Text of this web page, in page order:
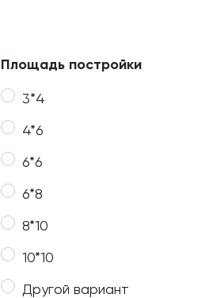
Площадь постройки
3*4
4*6
6*6
6*8
8*10
10*10
Другой вариант